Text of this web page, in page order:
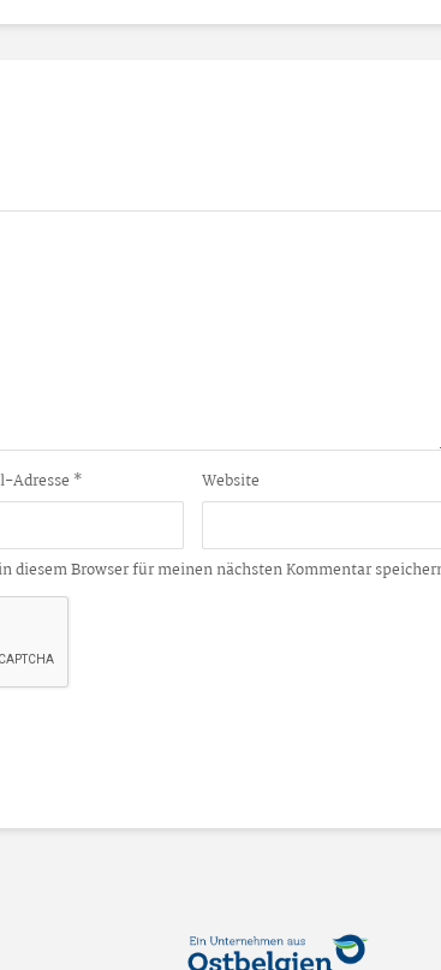
Adresse * Website
diesem Browser für meinen nächsten Kommentar